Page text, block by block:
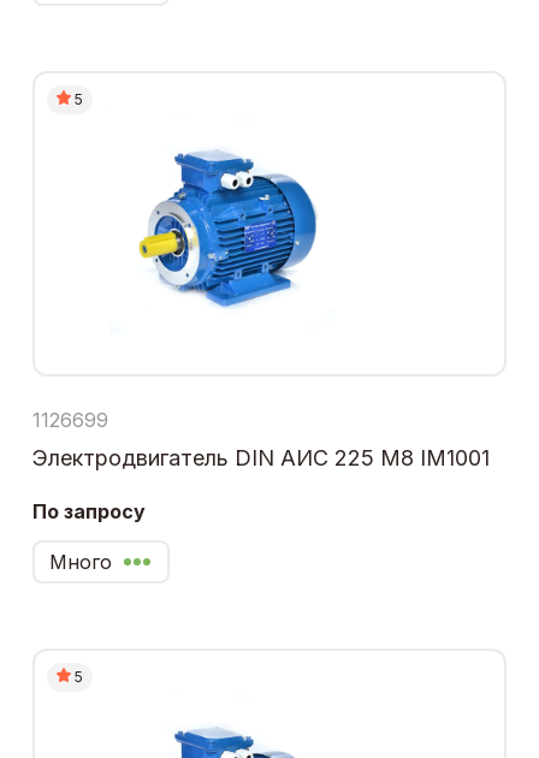
5
1126699
Электродвигатель DIN АИС 225 М8 IM1001
По запросу
Много
5